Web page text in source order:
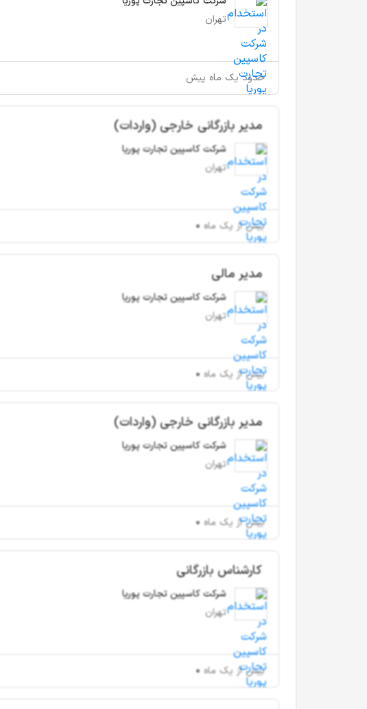
تهران
حدود یک ماه پیش
مدیر بازرگانی خارجی (واردات)
شرکت کاسپین تجارت پوریا
تهران
بیش از یک ماه
مدیر مالی
شرکت کاسپین تجارت پوریا
تهران
بیش از یک ماه
مدیر بازرگانی خارجی (واردات)
شرکت کاسپین تجارت پوریا
تهران
بیش از یک ماه
کارشناس بازرگانی
شرکت کاسپین تجارت پوریا
تهران
بیش از یک ماه